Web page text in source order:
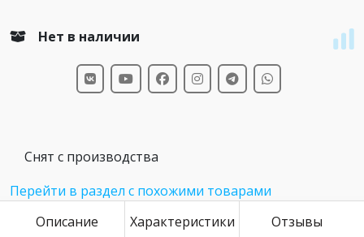
Нет в наличии
Снят с производства
Перейти в раздел с похожими товарами
Описание
Характеристики Отзывы